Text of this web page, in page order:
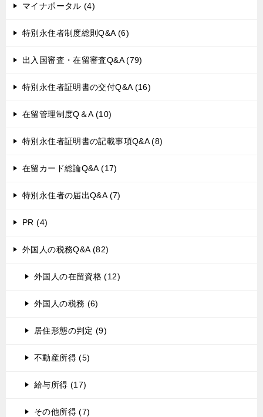
マイナポータル (4)
特別永住者制度総則Q&A (6)
出入国審査・在留審査Q&A (79)
特別永住者証明書の交付Q&A (16)
在留管理制度Q＆A (10)
特別永住者証明書の記載事項Q&A (8)
在留カード総論Q&A (17)
特別永住者の届出Q&A (7)
PR (4)
外国人の税務Q&A (82)
外国人の在留資格 (12)
外国人の税務 (6)
居住形態の判定 (9)
不動産所得 (5)
給与所得 (17)
その他所得 (7)